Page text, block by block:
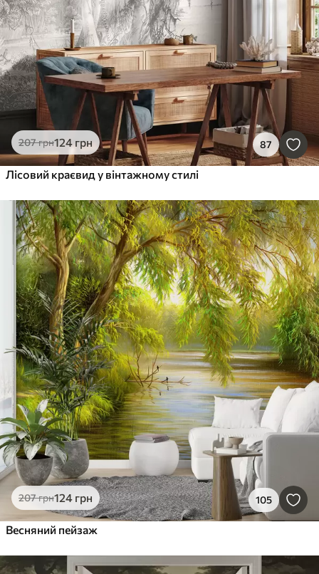
207грн124 грн 87
Лісовий краєвид у вінтажному стилі
207грн124 грн 105
Весняний пейзаж